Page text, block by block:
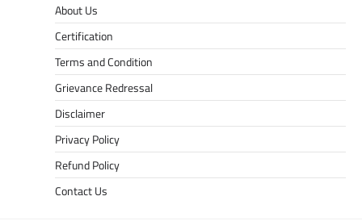
About Us
Certification
Terms and Condition
Grievance Redressal
Disclaimer
Privacy Policy
Refund Policy
Contact Us